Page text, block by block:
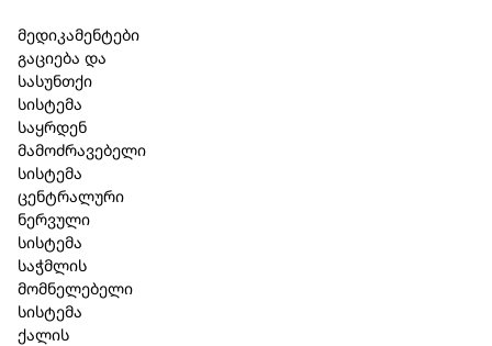
მედიკამენტები
გაციება და
სასუნთქი
სისტემა
საყრდენ
მამოძრავებელი
სისტემა
ცენტრალური
ნერვული
სისტემა
საჭმლის
მომნელებელი
სისტემა
ქალის